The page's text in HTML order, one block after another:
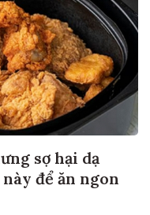
sợ hại dạ
để ăn ngon